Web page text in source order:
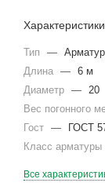
Характеристики
Тип —
Длина — 6 м
Диаметр — 20
Вес погонного
Гост —
ГОСТ
Класс арматуры
Все